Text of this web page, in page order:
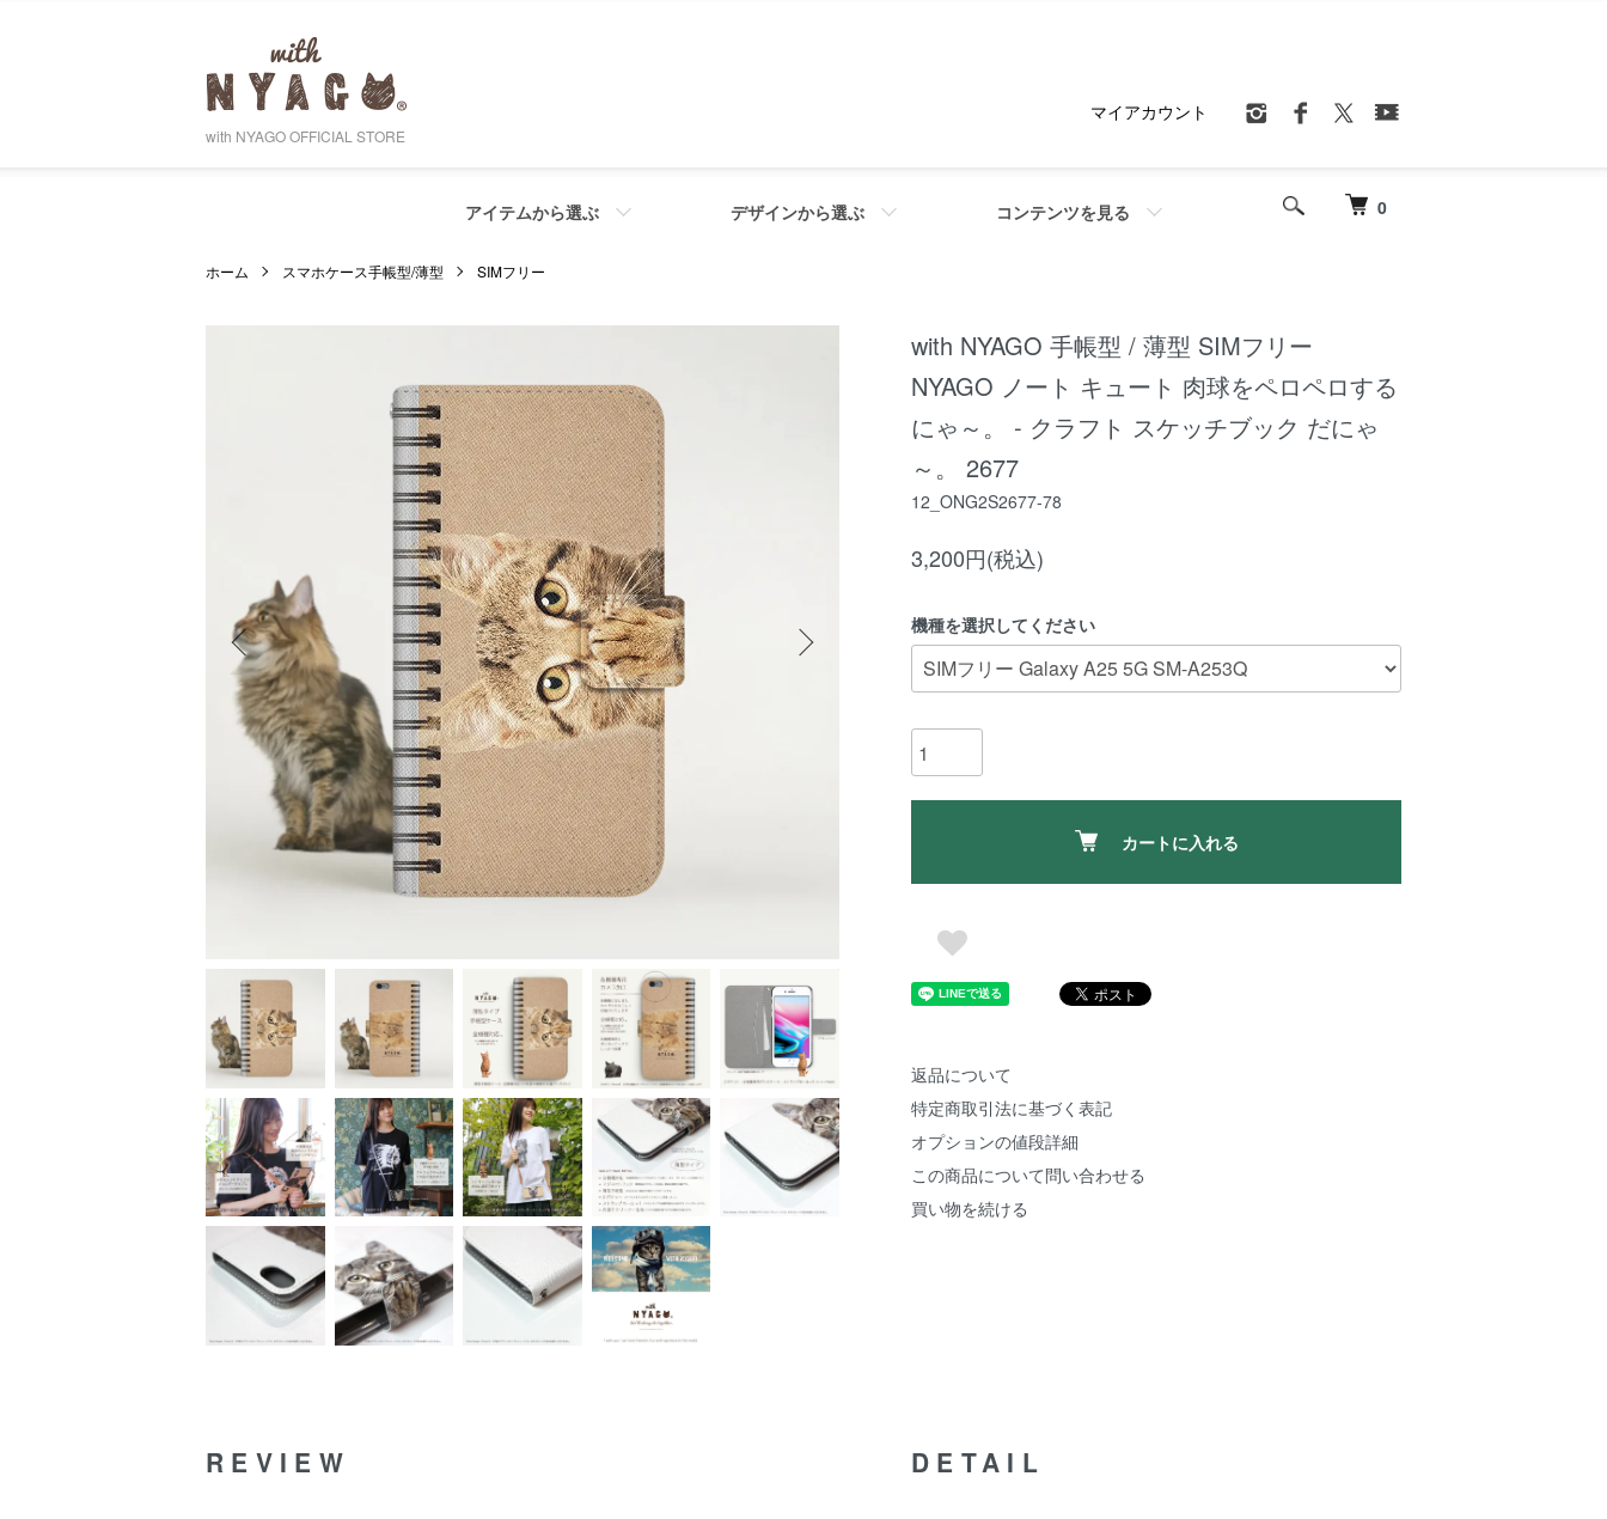
with NYAGO OFFICIAL STORE
0
アイテムから選ぶ デザインから選ぶ コンテンツを見る
マイアカウント
ホーム スマホケース手帳型/薄型 SIMフリー
with NYAGO 手帳型 / 薄型 SIMフリー
NYAGO ノート キュート 肉球をペロペロする
にゃ～。 - クラフト スケッチブック だにゃ
～。 2677
12_ONG2S2677-78
3,200円(税込)
機種を選択してください
カートに入れる
返品について
特定商取引法に基づく表記
オプションの値段詳細
この商品について問い合わせる
買い物を続ける
DETAIL
REVIEW